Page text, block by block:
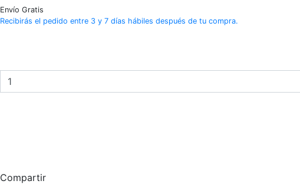
Envío Gratis
Recibirás el pedido entre 3 y 7 días hábiles después de tu compra.
Anillo
Chimento
quantity
Compartir